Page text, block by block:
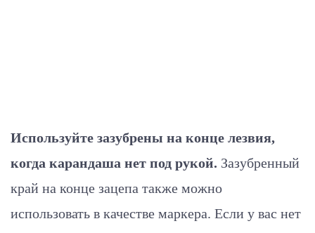
Используйте зазубрены на конце лезвия,
когда карандаша нет под рукой. Зазубренный
край на конце зацепа также можно
использовать в качестве маркера. Если у вас нет